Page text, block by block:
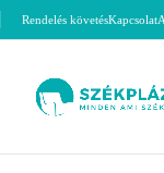
Rendelés követésKapcsolat